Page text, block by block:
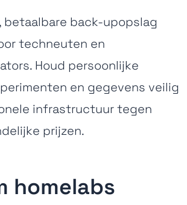
betaalbare back-upopslag
techneuten en
Houd persoonlijke
en gegevens veilig
infrastructuur tegen
prijzen.
homelabs